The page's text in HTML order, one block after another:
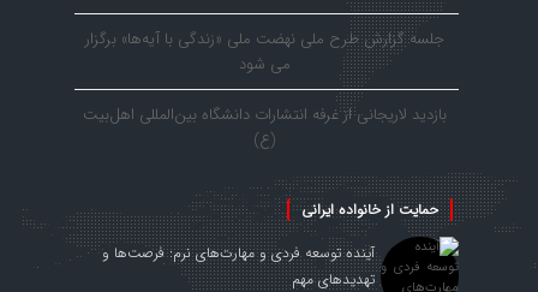
جلسه گزارش طرح ملی نهضت ملی «زندگی با آیه‌ها» برگزار
می شود
بازدید لاریجانی از غرفه انتشارات دانشگاه بین‌المللی اهل‌بیت
(ع)
حمایت از خانواده ایرانی
آینده توسعه فردی و مهارت‌های نرم: فرصت‌ها و
تهدیدهای مهم